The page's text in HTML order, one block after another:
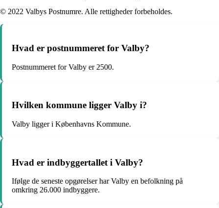
© 2022 Valbys Postnumre. Alle rettigheder forbeholdes.
Hvad er postnummeret for Valby?
Postnummeret for Valby er 2500.
Hvilken kommune ligger Valby i?
Valby ligger i Københavns Kommune.
Hvad er indbyggertallet i Valby?
Ifølge de seneste opgørelser har Valby en befolkning på
omkring 26.000 indbyggere.